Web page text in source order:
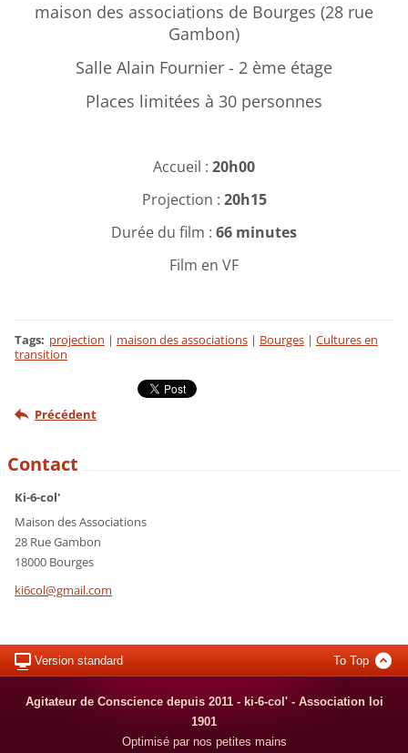
maison des associations de Bourges (28 rue
Gambon)
Salle Alain Fournier - 2 ème étage
Places limitées à 30 personnes
Accueil : 20h00
Projection : 20h15
Durée du film : 66 minutes
Film en VF
Tags: projection | maison des associations | Bourges | Cultures en
transition
Précédent
Contact
Ki-6-col'
Maison des Associations
28 Rue Gambon
18000 Bourges
ki6col@gmail.com
Version standard To Top
Agitateur de Conscience depuis 2011 - ki-6-col' - Association loi
1901
Optimisé par nos petites mains